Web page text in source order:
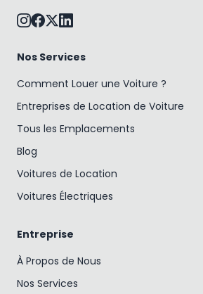
Nos Services
Comment Louer une Voiture ?
Entreprises de Location de Voiture
Tous les Emplacements
Blog
Voitures de Location
Voitures Électriques
Entreprise
À Propos de Nous
Nos Services